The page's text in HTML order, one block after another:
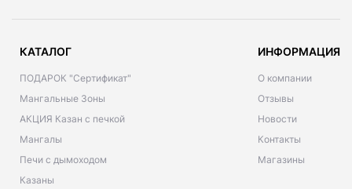
КАТАЛОГ
ПОДАРОК "Сертификат"
Мангальные Зоны
АКЦИЯ Казан с печкой
Мангалы
Печи с дымоходом
Казаны
ИНФОРМАЦИЯ
О компании
Отзывы
Новости
Контакты
Магазины